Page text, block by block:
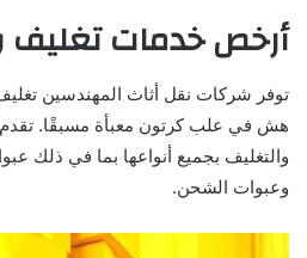
أرخص خدمات
توفر شركات نقل أثاث المهندسين
هش في علب كرتون معبأة مسبقًا. تقدم
والتغليف بجميع أنواعها بما في ذلك
وعبوات الشحن.